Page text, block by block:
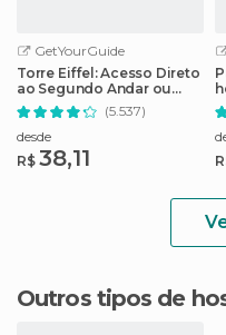
GetYourGuide
Torre Eiffel: Acesso Direto
ao Segundo Andar ou
Topo
(5.537)
desde
R$ 38,11
Outros tipos de